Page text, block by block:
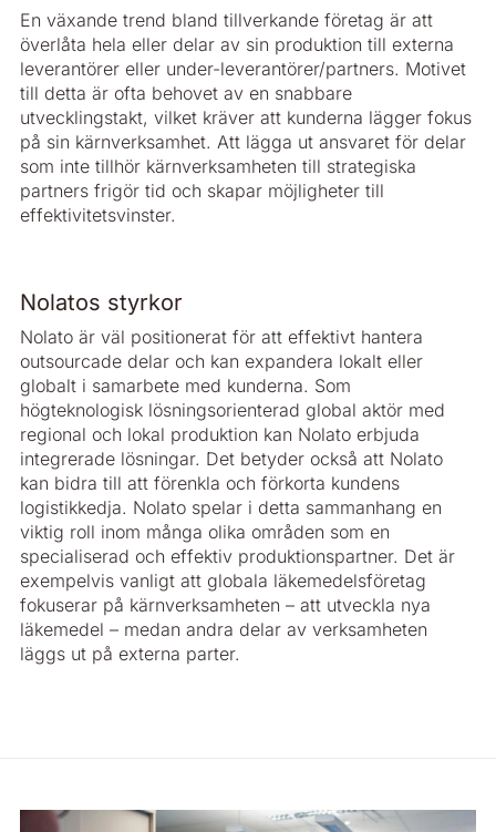
En växande trend bland tillverkande företag är att
överlåta hela eller delar av sin produktion till externa
leverantörer eller under-leverantörer/partners. Motivet
till detta är ofta behovet av en snabbare
utvecklingstakt, vilket kräver att kunderna lägger fokus
på sin kärnverksamhet. Att lägga ut ansvaret för delar
som inte tillhör kärnverksamheten till strategiska
partners frigör tid och skapar möjligheter till
effektivitetsvinster.
Nolatos styrkor
Nolato är väl positionerat för att effektivt hantera
outsourcade delar och kan expandera lokalt eller
globalt i samarbete med kunderna. Som
högteknologisk lösningsorienterad global aktör med
regional och lokal produktion kan Nolato erbjuda
integrerade lösningar. Det betyder också att Nolato
kan bidra till att förenkla och förkorta kundens
logistikkedja. Nolato spelar i detta sammanhang en
viktig roll inom många olika områden som en
specialiserad och effektiv produktionspartner. Det är
exempelvis vanligt att globala läkemedelsföretag
fokuserar på kärnverksamheten – att utveckla nya
läkemedel – medan andra delar av verksamheten
läggs ut på externa parter.